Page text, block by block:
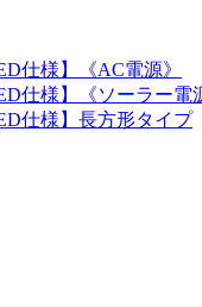
仕様】《AC電源》
仕様】《ソーラー電
仕様】長方形タイプ